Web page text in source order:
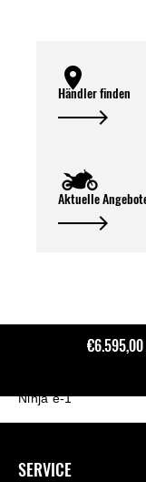
Händler finden
Aktuelle
€6.595,00
Ninja e-1
SERVICE